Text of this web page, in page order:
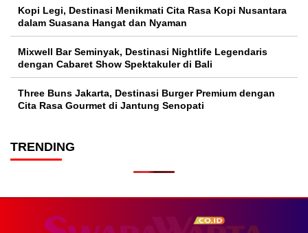
Kopi Legi, Destinasi Menikmati Cita Rasa Kopi Nusantara
dalam Suasana Hangat dan Nyaman
Mixwell Bar Seminyak, Destinasi Nightlife Legendaris
dengan Cabaret Show Spektakuler di Bali
Three Buns Jakarta, Destinasi Burger Premium dengan
Cita Rasa Gourmet di Jantung Senopati
TRENDING